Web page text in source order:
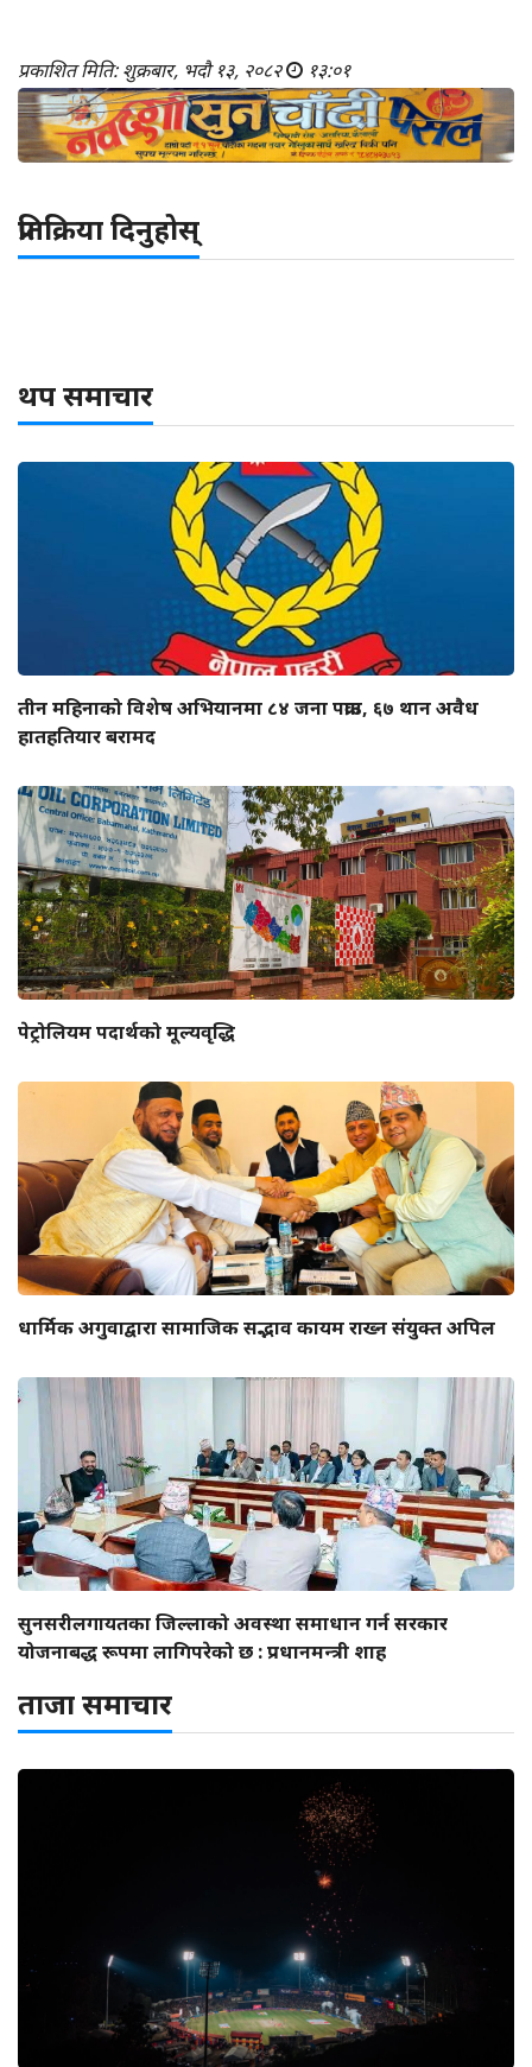
प्रकाशित मिति: शुक्रबार, भदौ १३, २०८२ १३:०१
प्रतिक्रिया दिनुहोस्
थप समाचार
तीन महिनाको विशेष अभियानमा ८४ जना पक्राउ, ६७ थान अवैध
हातहतियार बरामद
पेट्रोलियम पदार्थको मूल्यवृद्धि
धार्मिक अगुवाद्वारा सामाजिक सद्भाव कायम राख्न संयुक्त अपिल
सुनसरीलगायतका जिल्लाको अवस्था समाधान गर्न सरकार
योजनाबद्ध रूपमा लागिपरेको छ : प्रधानमन्त्री शाह
ताजा समाचार